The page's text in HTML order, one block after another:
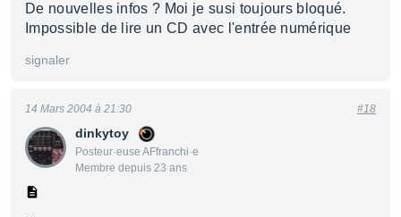
De nouvelles infos ? Moi je susi toujours bloqué.
Impossible de lire un CD avec l'entrée numérique
signaler
dinkytoy
Posteur·euse AFfranchi·e
Membre depuis 23 ans
14 Mars 2004 à 21:30 #18